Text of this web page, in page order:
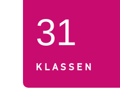
31
KLASSEN